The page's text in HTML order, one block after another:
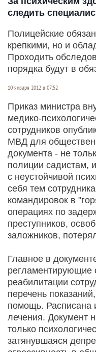
следить
Полицейские
крепкими, но и
Проходить
порядка будут в
10 января 2012 в 07:52
Приказ министра
медико-
сотрудников
МВД для
документа - не
полиции садистам,
с неустойчивой
себя тем
командировок в
операциях по
преступников,
заложников,
Главное в
регламентирующие
реабилитации
перечень
помощь. Расписана
лечения. Документ
только
затянувшаяся